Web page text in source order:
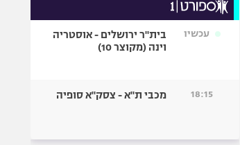
עכשיו
בית"ר ירושלים - אוסטריה
וינה (מקוצר 10)
18:15 מכבי ת"א - צסק"א סופיה